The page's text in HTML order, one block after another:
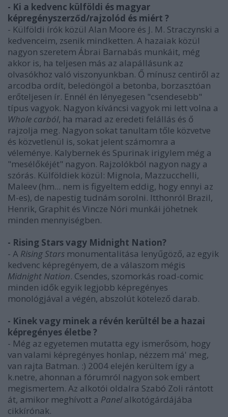
- Ki a kedvenc külföldi és magyar
képregényszerződ/rajzolód és miért ?
- Külföldi írók közül Alan Moore és J. M. Straczynski a
kedvenceim, zsenik mindketten. A hazaiak közül
nagyon szeretem Ábrai Barnabás munkáit, még
akkor is, ha teljesen más az alapállásunk az
olvasókhoz való viszonyunkban. Ő mínusz centiről az
arcodba ordít, beledöngöl a betonba, borzasztóan
erőteljesen ír. Ennél én lényegesen "csendesebb"
típus vagyok. Nagyon kíváncsi vagyok mi lett volna a
Whole carból, ha marad az eredeti felállás és ő
rajzolja meg. Nagyon sokat tanultam tőle közvetve
és közvetlenül is, sokat jelent számomra a
véleménye. Kalybernek és Spurinak irigylem még a
"mesélőkéjét" nagyon. Rajzolókból nagyon nagy a
szórás. Külföldiek közül: Mignola, Mazzucchelli,
Maleev (hm... nem is figyeltem eddig, hogy ennyi az
M-es), de napestig tudnám sorolni. Itthonról Brazil,
Henrik, Graphit és Vincze Nóri munkái jöhetnek
minden mennyiségben.
- Rising Stars vagy Midnight Nation?
- A Rising Stars monumentalitása lenyűgöző, az egyik
kedvenc képregényem, de a válaszom mégis
Midnight Nation. Csendes, szomorkás road-comic
minden idők egyik legjobb képregényes
monológjával a végén, abszolút kötelező darab.
- Kinek vagy minek a révén kerültél be a hazai
képregényes életbe ?
- Még az egyetemen mutatta egy ismerősöm, hogy
van valami képregényes honlap, nézzem má' meg,
van rajta Batman. :) 2004 elején kerültem így a
k.netre, ahonnan a fórumról nagyon sok embert
megismertem. Az alkotói oldalra Szabó Zoli rántott
át, amikor meghívott a Panelalkotógárdájába
cikkírónak.